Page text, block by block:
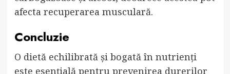
afecta recuperarea musculară.
Concluzie
O dietă echilibrată și bogată în nutrienți
este esențială pentru prevenirea durerilor